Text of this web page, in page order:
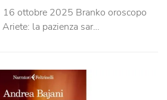
16 ottobre 2025 Branko oroscopo
la pazienza sar…